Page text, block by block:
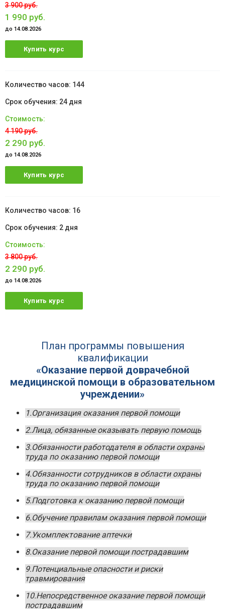
3 900 руб.
1 990 руб.
до 14.08.2026
Купить курс
144
24 дня
4 190 руб.
2 290 руб.
до 14.08.2026
Купить курс
16
2 дня
3 800 руб.
2 290 руб.
до 14.08.2026
Купить курс
План программы повышения
квалификации
«Оказание первой доврачебной
медицинской помощи в образовательном
учреждении»
1.Организация оказания первой помощи
2.Лица, обязанные оказывать первую помощь
3.Обязанности работодателя в области охраны
труда по оказанию первой помощи
4.Обязанности сотрудников в области охраны
труда по оказанию первой помощи
5.Подготовка к оказанию первой помощи
6.Обучение правилам оказания первой помощи
7.Укомплектование аптечки
8.Оказание первой помощи пострадавшим
9.Потенциальные опасности и риски
травмирования
10.Непосредственное оказание первой помощи
пострадавшим